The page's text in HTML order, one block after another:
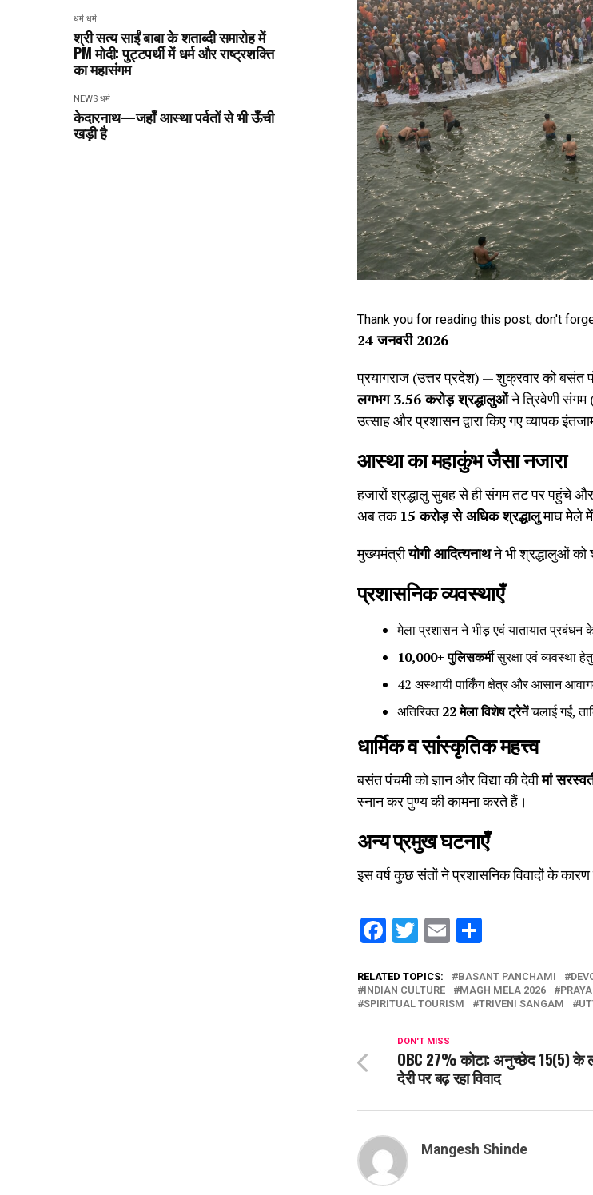
धर्म धर्म
श्री सत्य साईं बाबा के शताब्दी समारोह में
PM मोदी: पुट्टपर्थी में धर्म और राष्ट्रशक्ति
का महासंगम
NEWS धर्म
केदारनाथ—जहाँ आस्था पर्वतों से भी ऊँची
खड़ी है
Thank you for reading this post, don't
24 जनवरी 2026
प्रयागराज (उत्तर प्रदेश) — शुक्रवार को
लगभग 3.56 करोड़ श्रद्धालुओंने त्रिवेणी संगम
उत्साह और प्रशासन द्वारा किए गए व्यापक
आस्था का महाकुंभ जैसा नजारा
हजारों श्रद्धालु सुबह से ही संगम तट पर पहुंचे
अब तक 15 करोड़ से अधिक श्रद्धालुमाघ मेले
मुख्यमंत्रीयोगी आदित्यनाथने भी श्रद्धालुओं को
प्रशासनिक व्यवस्थाएँ
मेला प्रशासन ने भीड़ एवं यातायात प्रबंधन
10,000+ पुलिसकर्मीसुरक्षा एवं व्यवस्था
42 अस्थायी पार्किंग क्षेत्र और आसान
अतिरिक्त22 मेला विशेष ट्रेनेंचलाई गईं,
धार्मिक व सांस्कृतिक महत्त्व
बसंत पंचमी को ज्ञान और विद्या की देवीमां
स्नान कर पुण्य की कामना करते हैं।
अन्य प्रमुख घटनाएँ
इस वर्ष कुछ संतों ने प्रशासनिक विवादों के
Facebook
Twitter
Email
RELATED TOPICS: BASANT PANCHAMI
INDIAN CULTURE
MAGH MELA 2026
SPIRITUAL TOURISM
TRIVENI SANGAM
DON'T MISS
OBC 27% कोटा: अनुच्छेद 15(5) के
देरी पर बढ़ रहा विवाद
Mangesh Shinde